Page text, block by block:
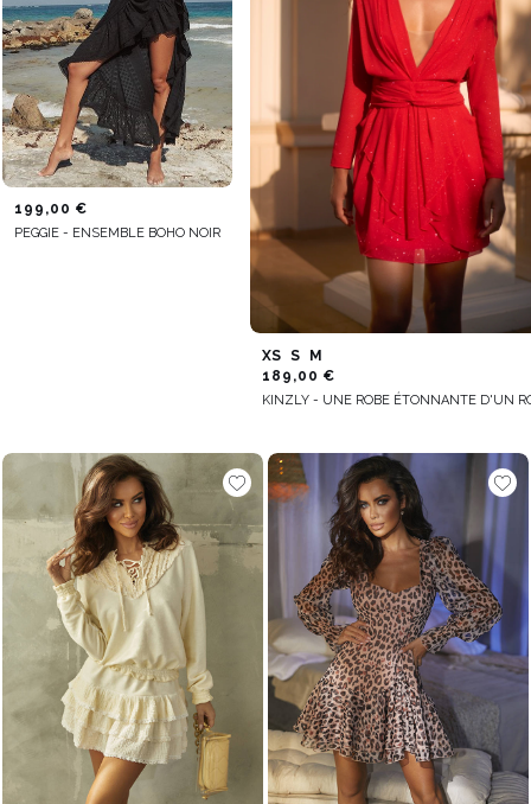
199,00 €
PEGGIE - ENSEMBLE BOHO NOIR
XS S
M
189,00 €